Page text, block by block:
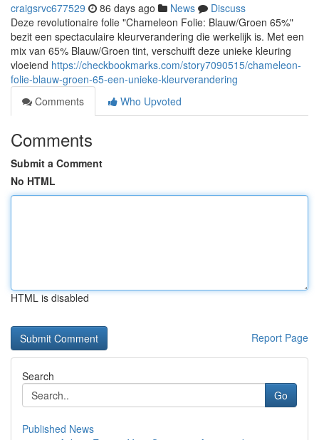
craigsrvc677529 86 days ago News
Discuss
Deze revolutionaire folie "Chameleon Folie: Blauw/Groen 65%"
bezit een spectaculaire kleurverandering die werkelijk is. Met een
mix van 65% Blauw/Groen tint, verschuift deze unieke kleuring
vloeiend https://checkbookmarks.com/story7090515/chameleon-
folie-blauw-groen-65-een-unieke-kleurverandering
Comments
Who Upvoted
Comments
Submit a Comment
No HTML
HTML is disabled
Report Page
Search
Go
Published News